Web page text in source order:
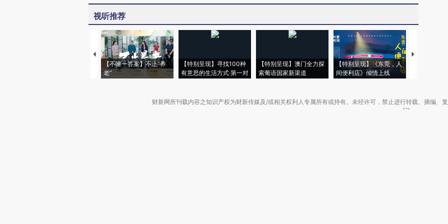
视听推荐
【不唯一答案】不止“养
老”
【特别呈现】寻找100种
有意思的生活方式·第一对
【特别呈现】澳门全力探
索葡语国家新渠道
【特别呈现】《东莞，人
间便利店》倾情上线
【推广】走
财新网所刊载内容之知识产权为财新传媒及/或相关权利人专属所有或持有。未经许可，禁止进行转载、摘编、复